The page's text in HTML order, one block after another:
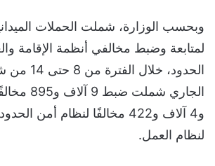
وبحسب الوزارة، شملت الحملات
لمتابعة وضبط مخالفي أنظمة الإقامة
الحدود، خلال
الجاري
لنظام العمل.